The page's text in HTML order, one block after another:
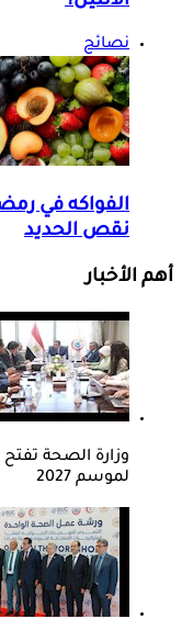
نصائح
نقص الحديد
أهم الأخبار
وزارة الصحة
لموسم 2027